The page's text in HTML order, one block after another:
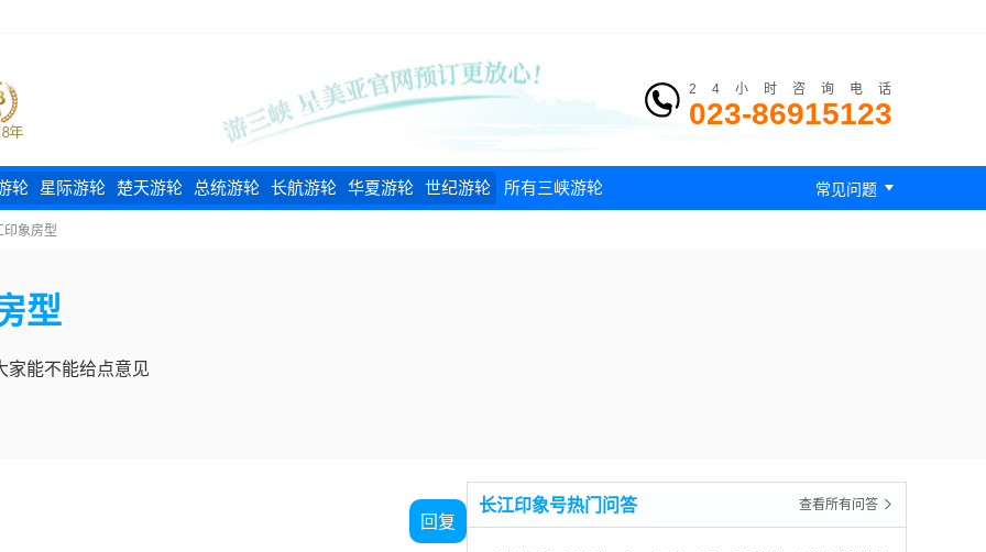
24小时咨询电话
023-86915123
轮 星际游轮 楚天游轮 总统游轮 长航游轮 华夏游轮 世纪游轮 所有三峡游轮 常见问题 
印象房型
型
家能不能给点意见
回复
长江印象号热门问答 查看所有问答 